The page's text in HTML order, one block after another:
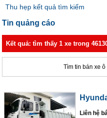
Thu hẹp kết quả tìm kiếm
Tin quảng cáo
Kết quả: tìm thấy 1 xe trong
Tìm tin bán xe
Liên hệ